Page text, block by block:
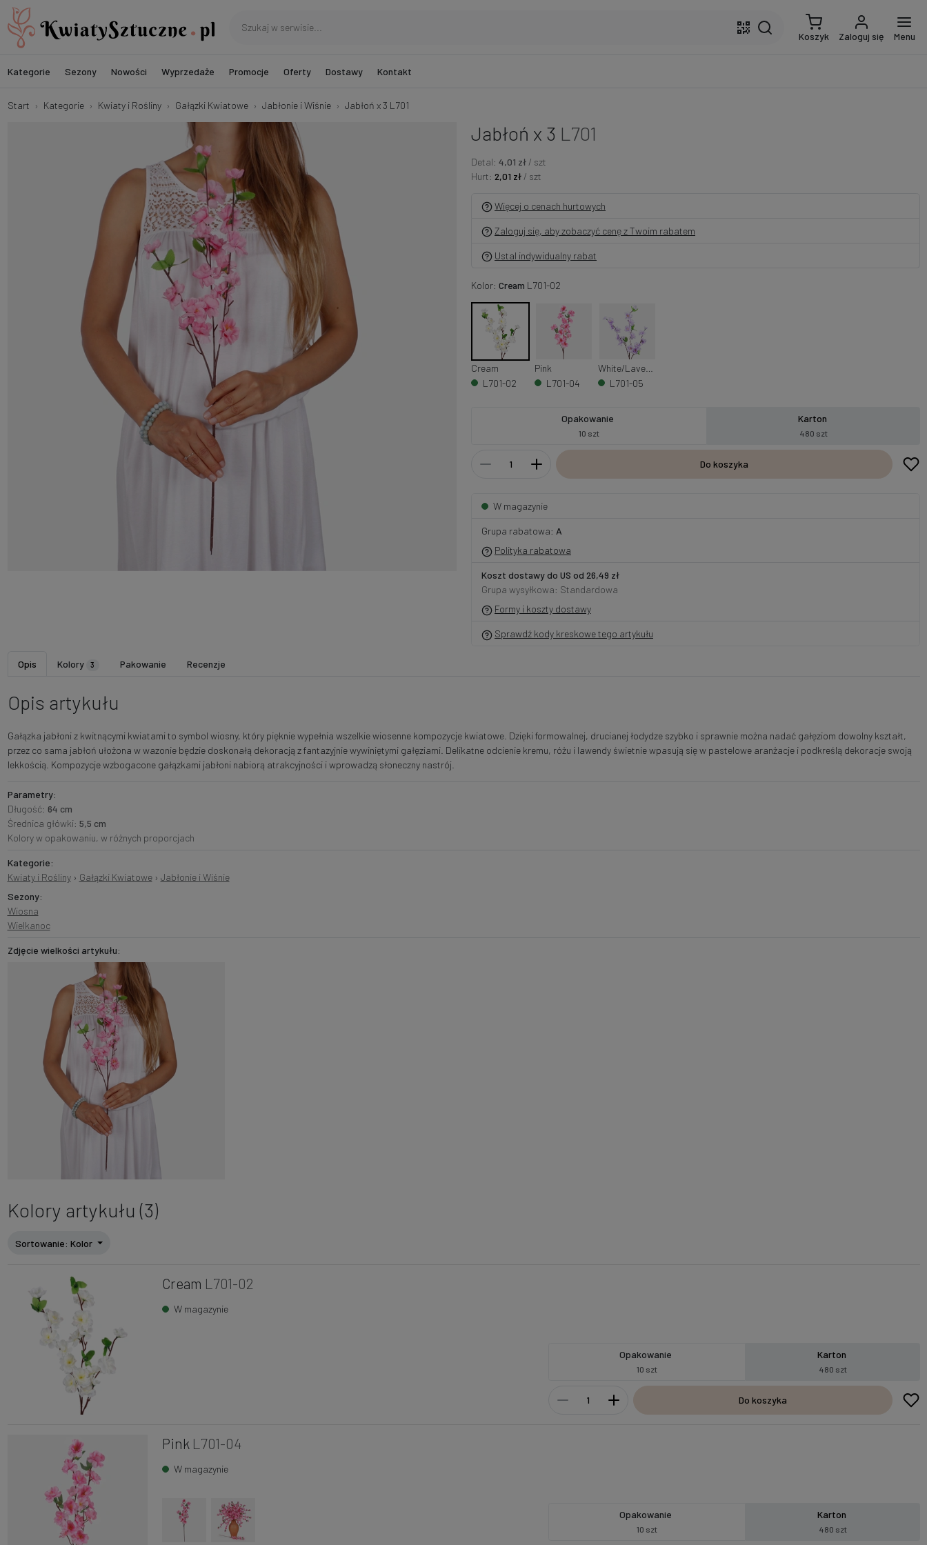
Koszyk Zaloguj się Menu
Kategorie Sezony Nowości Wyprzedaże Promocje Oferty Dostawy Kontakt
Start Kategorie Kwiaty i Rośliny Gałązki Kwiatowe Jabłonie i Wiśnie Jabłoń x 3 L701
Jabłoń x 3 L701
Detal: 4,01 zł / szt
Hurt: 2,01 zł / szt
Więcej o cenach hurtowych
Zaloguj się, aby zobaczyć cenę z Twoim rabatem
Ustal indywidualny rabat
Kolor: Cream L701-02
Cream
L701-02
Pink
L701-04
White/Lavender
L701-05
Opakowanie
10 szt
Karton
480 szt
Do koszyka
W magazynie
Grupa rabatowa: A
Polityka rabatowa
Koszt dostawy do US od 26,49 zł
Grupa wysyłkowa: Standardowa
Formy i koszty dostawy
Sprawdź kody kreskowe tego artykułu
Opis Kolory 3 Pakowanie Recenzje
Opis artykułu
Gałązka jabłoni z kwitnącymi kwiatami to symbol wiosny, który pięknie wypełnia wszelkie wiosenne kompozycje kwiatowe. Dzięki formowalnej, drucianej łodydze szybko i sprawnie można nadać gałęziom dowolny kształt,
przez co sama jabłoń ułożona w wazonie będzie doskonałą dekoracją z fantazyjnie wywiniętymi gałęziami. Delikatne odcienie kremu, różu i lawendy świetnie wpasują się w pastelowe aranżacje i podkreślą dekoracje swoją
lekkością. Kompozycje wzbogacone gałązkami jabłoni nabiorą atrakcyjności i wprowadzą słoneczny nastrój.
Parametry:
Długość: 64 cm
Średnica główki: 5,5 cm
Kolory w opakowaniu, w różnych proporcjach
Kategorie:
Kwiaty i Rośliny› Gałązki Kwiatowe› Jabłonie i Wiśnie
Sezony:
Wiosna
Wielkanoc
Zdjęcie wielkości artykułu:
Kolory artykułu (3)
Sortowanie : Kolor
Cream L701-02
W magazynie
Opakowanie
10 szt
Karton
480 szt
Do koszyka
Pink L701-04
W magazynie
Opakowanie
10 szt
Karton
480 szt